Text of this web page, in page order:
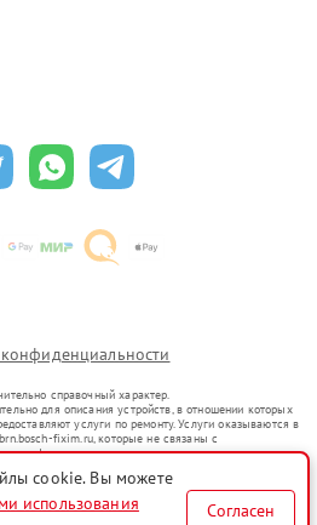
справочный характер.
для описания устройств, в отношении которых
услуги по ремонту. Услуги оказываются в
fixim.ru, которые не связаны с
их официальными представителями.
введенных в гражданский оборот в соответствии
цели индивидуализации услуг или введения
информирования о предоставляемых услугах по
cookie. Вы можете
использования
Согласен